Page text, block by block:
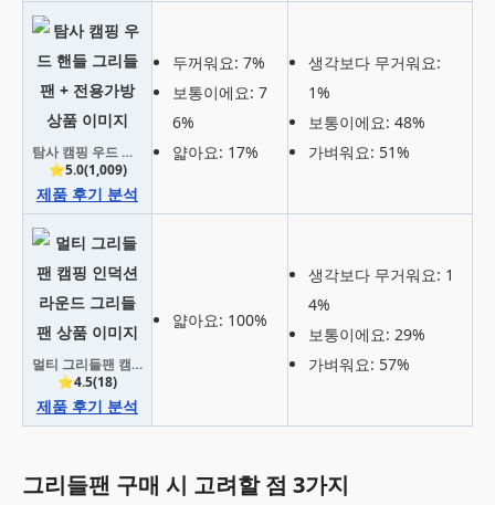
탐사 캠핑 우드 핸들 그리들팬 + 전용가방
⭐5.0(1,009)
제품 후기 분석
두꺼워요: 7%
보통이에요: 7
6%
얇아요: 17%
생각보다 무거워요:
1%
보통이에요: 48%
가벼워요: 51%
멀티 그리들팬 캠핑 인덕션 라운드 그리들팬
⭐4.5(18)
제품 후기 분석
얇아요: 100%
생각보다 무거워요: 1
4%
보통이에요: 29%
가벼워요: 57%
그리들팬 구매 시 고려할 점 3가지